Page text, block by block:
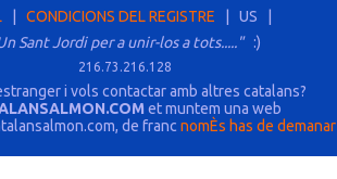
CONDICIONS DEL REGISTRE | US |
Sant Jordi per a unir-los a tots.....":)
216.73.216.128
i vols contactar amb altres catalans?
et muntem una web
de franc nomÈs has de